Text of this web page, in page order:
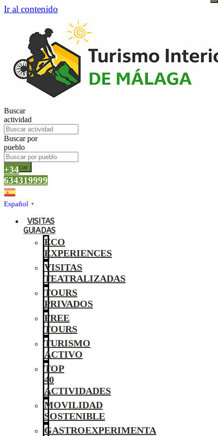
Ir al contenido
Buscar
actividad
Buscar por
pueblo
Buscar
+34
634319999
Español ▼
VISITAS
GUIADAS
ECO
EXPERIENCES
VISITAS
TEATRALIZADAS
TOURS
PRIVADOS
FREE
TOURS
TURISMO
ACTIVO
TOP
40
ACTIVIDADES
MOVILIDAD
SOSTENIBLE
GASTROEXPERIMENTA